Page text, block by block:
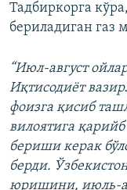
Тадбиркорга
бериладиган газ
“Июл-август
Иқтисодиёт
фоизга қисиб
вилоятига
бериши керак
берди.
юришини, июль-